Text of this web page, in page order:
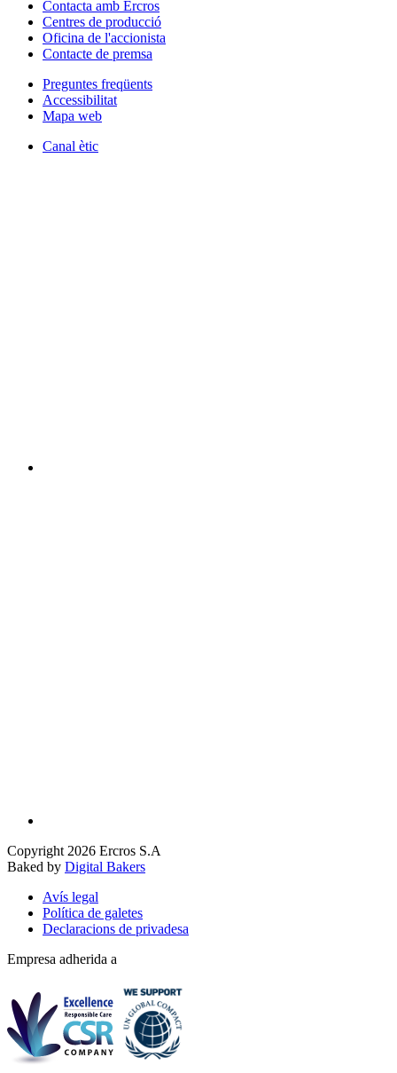
Contacta amb Ercros
Centres de producció
Oficina de l'accionista
Contacte de premsa
Preguntes freqüents
Accessibilitat
Mapa web
Canal ètic
Copyright 2026 Ercros S.A
Baked by Digital Bakers
Avís legal
Política de galetes
Declaracions de privadesa
Empresa adherida a